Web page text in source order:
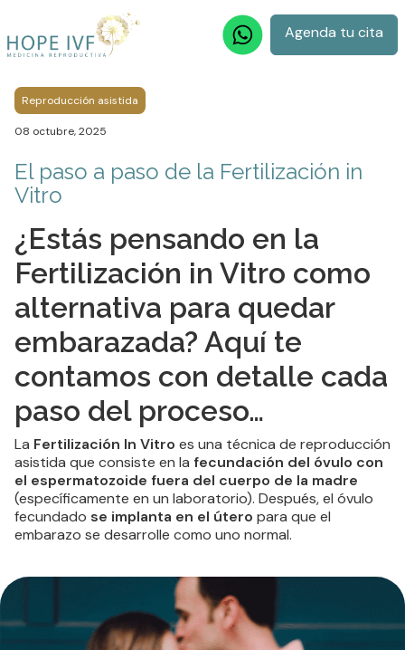
Agenda tu cita
Reproducción asistida
08 octubre, 2025
El paso a paso de la Fertilización in
Vitro
¿Estás pensando en la
Fertilización in Vitro como
alternativa para quedar
embarazada? Aquí te
contamos con detalle cada
paso del proceso…
La Fertilización In Vitro es una técnica de reproducción
asistida que consiste en la fecundación del óvulo con
el espermatozoide fuera del cuerpo de la madre
(específicamente en un laboratorio). Después, el óvulo
fecundado se implanta en el útero para que el
embarazo se desarrolle como uno normal.